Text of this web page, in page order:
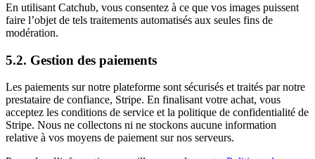
En utilisant Catchub, vous consentez à ce que vos images puissent
faire l’objet de tels traitements automatisés aux seules fins de
modération.
5.2. Gestion des paiements
Les paiements sur notre plateforme sont sécurisés et traités par notre
prestataire de confiance, Stripe. En finalisant votre achat, vous
acceptez les conditions de service et la politique de confidentialité de
Stripe. Nous ne collectons ni ne stockons aucune information
relative à vos moyens de paiement sur nos serveurs.